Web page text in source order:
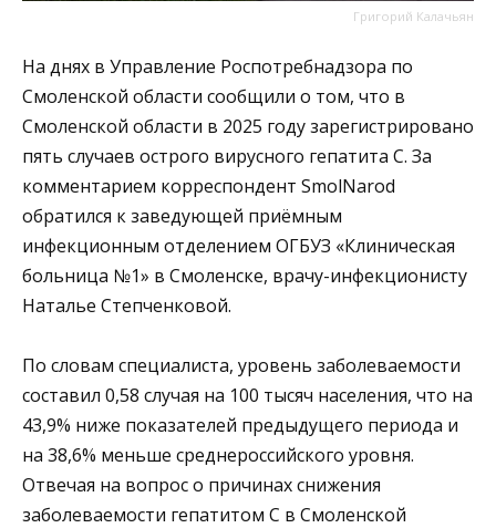
Григорий Калачьян
На днях в Управление Роспотребнадзора по
Смоленской области сообщили о том, что в
Смоленской области в 2025 году зарегистрировано
пять случаев острого вирусного гепатита С. За
комментарием корреспондент SmolNarod
обратился к заведующей приёмным
инфекционным отделением ОГБУЗ «Клиническая
больница №1» в Смоленске, врачу-инфекционисту
Наталье Степченковой.
По словам специалиста, уровень заболеваемости
составил 0,58 случая на 100 тысяч населения, что на
43,9% ниже показателей предыдущего периода и
на 38,6% меньше среднероссийского уровня.
Отвечая на вопрос о причинах снижения
заболеваемости гепатитом С в Смоленской